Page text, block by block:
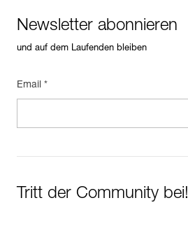
Newsletter abonnieren
und auf dem Laufenden bleiben
Email *
Tritt der Community bei!